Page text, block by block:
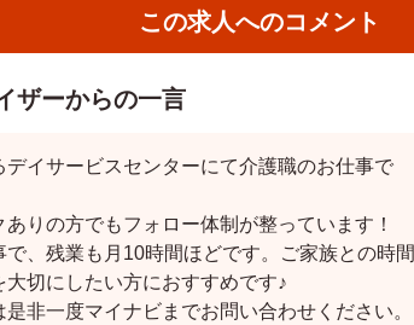
この求人へのコメント
ザーからの一言
デイサービスセンターにて介護職のお仕事で
りの方でもフォロー体制が整っています！
で、残業も月10時間ほどです。ご家族との時間
切にしたい方におすすめです♪
非一度マイナビまでお問い合わせください。